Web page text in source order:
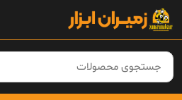
Skip
content